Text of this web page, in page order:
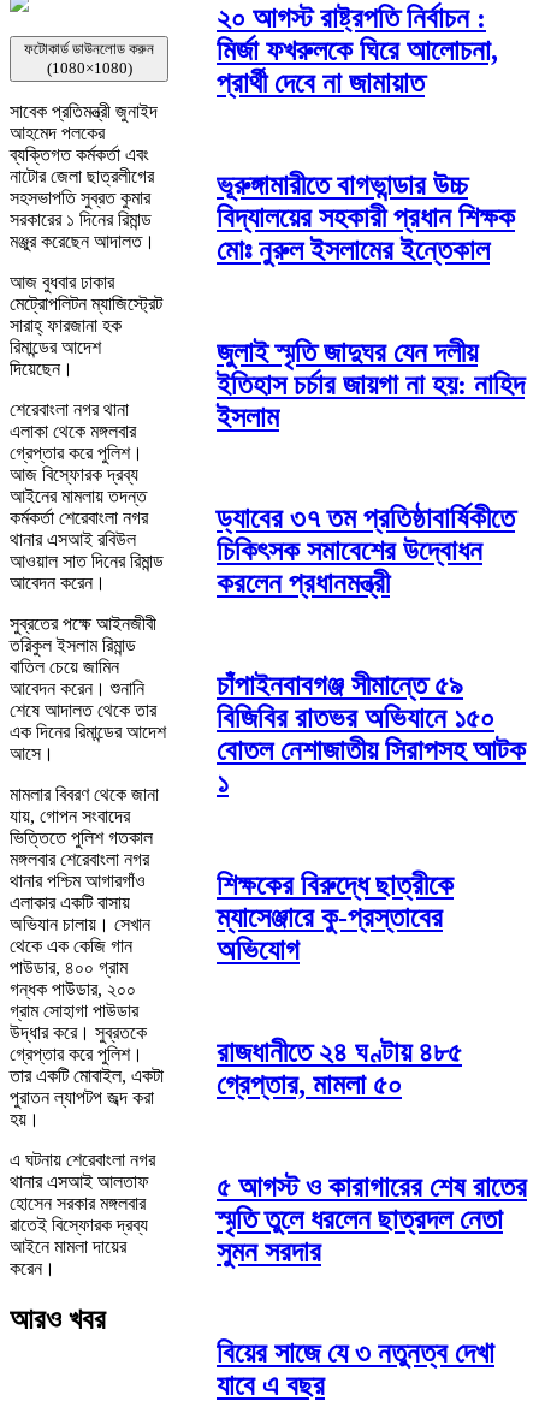
ফটোকার্ড ডাউনলোড করুন
(1080×1080)
‎সাবেক প্রতিমন্ত্রী জুনাইদ
আহমেদ পলকের
ব্যক্তিগত কর্মকর্তা এবং
নাটোর জেলা ছাত্রলীগের
সহসভাপতি সুব্রত কুমার
সরকারের ১ দিনের রিমান্ড
মঞ্জুর করেছেন আদালত।
‎আজ বুধবার ঢাকার
মেট্রোপলিটন ম্যাজিস্ট্রেট
সারাহ্ ফারজানা হক
রিমান্ডের আদেশ
দিয়েছেন।
‎‎শেরেবাংলা নগর থানা
এলাকা থেকে মঙ্গলবার
গ্রেপ্তার করে পুলিশ।
আজ বিস্ফোরক দ্রব্য
আইনের মামলায় তদন্ত
কর্মকর্তা শেরেবাংলা নগর
থানার এসআই রবিউল
আওয়াল সাত দিনের রিমান্ড
আবেদন করেন।
‎সুব্রতের পক্ষে আইনজীবী
তরিকুল ইসলাম রিমান্ড
বাতিল চেয়ে জামিন
আবেদন করেন। ‎শুনানি
শেষে আদালত থেকে তার
এক দিনের রিমান্ডের আদেশ
আসে।
‎‎মামলার বিবরণ থেকে জানা
যায়, গোপন সংবাদের
ভিত্তিতে পুলিশ গতকাল
মঙ্গলবার শেরেবাংলা নগর
থানার পশ্চিম আগারগাঁও
এলাকার একটি বাসায়
অভিযান চালায়। সেখান
থেকে এক কেজি গান
পাউডার, ৪০০ গ্রাম
গন্ধক পাউডার, ২০০
গ্রাম সোহাগা পাউডার
উদ্ধার করে। সুব্রতকে
গ্রেপ্তার করে পুলিশ।
তার একটি মোবাইল, একটা
পুরাতন ল্যাপটপ জব্দ করা
হয়।
‎‎এ ঘটনায় শেরেবাংলা নগর
থানার এসআই আলতাফ
হোসেন সরকার মঙ্গলবার
রাতেই বিস্ফোরক দ্রব্য
আইনে মামলা দায়ের
করেন।
আরও খবর
২০ আগস্ট রাষ্ট্রপতি নির্বাচন :
মির্জা ফখরুলকে ঘিরে আলোচনা,
প্রার্থী দেবে না জামায়াত
ভূরুঙ্গামারীতে বাগভান্ডার উচ্চ
বিদ্যালয়ের সহকারী প্রধান শিক্ষক
মোঃ নুরুল ইসলামের ইন্তেকাল
জুলাই স্মৃতি জাদুঘর যেন দলীয়
ইতিহাস চর্চার জায়গা না হয়: নাহিদ
ইসলাম
ড্যাবের ৩৭ তম প্রতিষ্ঠাবার্ষিকীতে
চিকিৎসক সমাবেশের উদ্বোধন
করলেন প্রধানমন্ত্রী
চাঁপাইনবাবগঞ্জ সীমান্তে ৫৯
বিজিবির রাতভর অভিযানে ১৫০
বোতল নেশাজাতীয় সিরাপসহ আটক
১
শিক্ষকের বিরুদ্ধে ছাত্রীকে
ম্যাসেঞ্জারে কু-প্রস্তাবের
অভিযোগ
রাজধানীতে ২৪ ঘণ্টায় ৪৮৫
গ্রেপ্তার, মামলা ৫০
৫ আগস্ট ও কারাগারের শেষ রাতের
স্মৃতি তুলে ধরলেন ছাত্রদল নেতা
সুমন সরদার
বিয়ের সাজে যে ৩ নতুনত্ব দেখা
যাবে এ বছর